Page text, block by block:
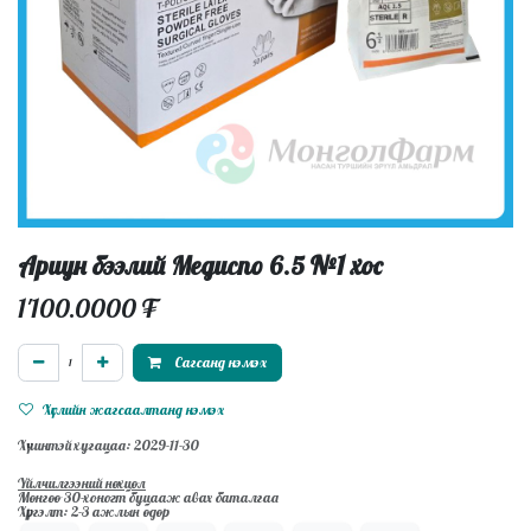
Ариун бээлий Медиспо 6.5 №1 хос
1'100.0000₮
Сагсанд нэмэх
Хүслийн жагсаалтанд нэмэх
Хүчинтэй хугацаа: 2029-11-30
Үйлчилгээний нөхцөл
Мөнгөө 30-хоногт буцааж авах баталгаа
Хүргэлт: 2-3 ажлын өдөр